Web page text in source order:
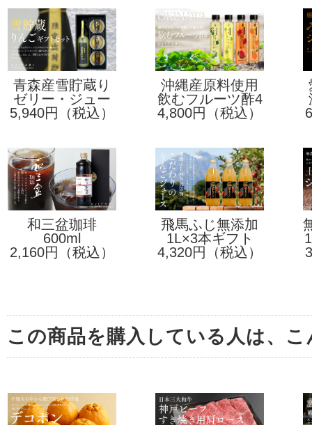
青森産雪貯蔵り
んごデザートセ
ット
ゼリー・ジュー
ス詰め合わせ
5,940円（税込）
沖縄産原料使用
飲むフルーツ酢4
本セット
4,800円（税込）
和三盆珈琲
600ml
2,160円（税込）
飛馬ふじ無添加
りんごジュース
1L×3本ギフト
4,320円（税込）
この商品を購入している人は、